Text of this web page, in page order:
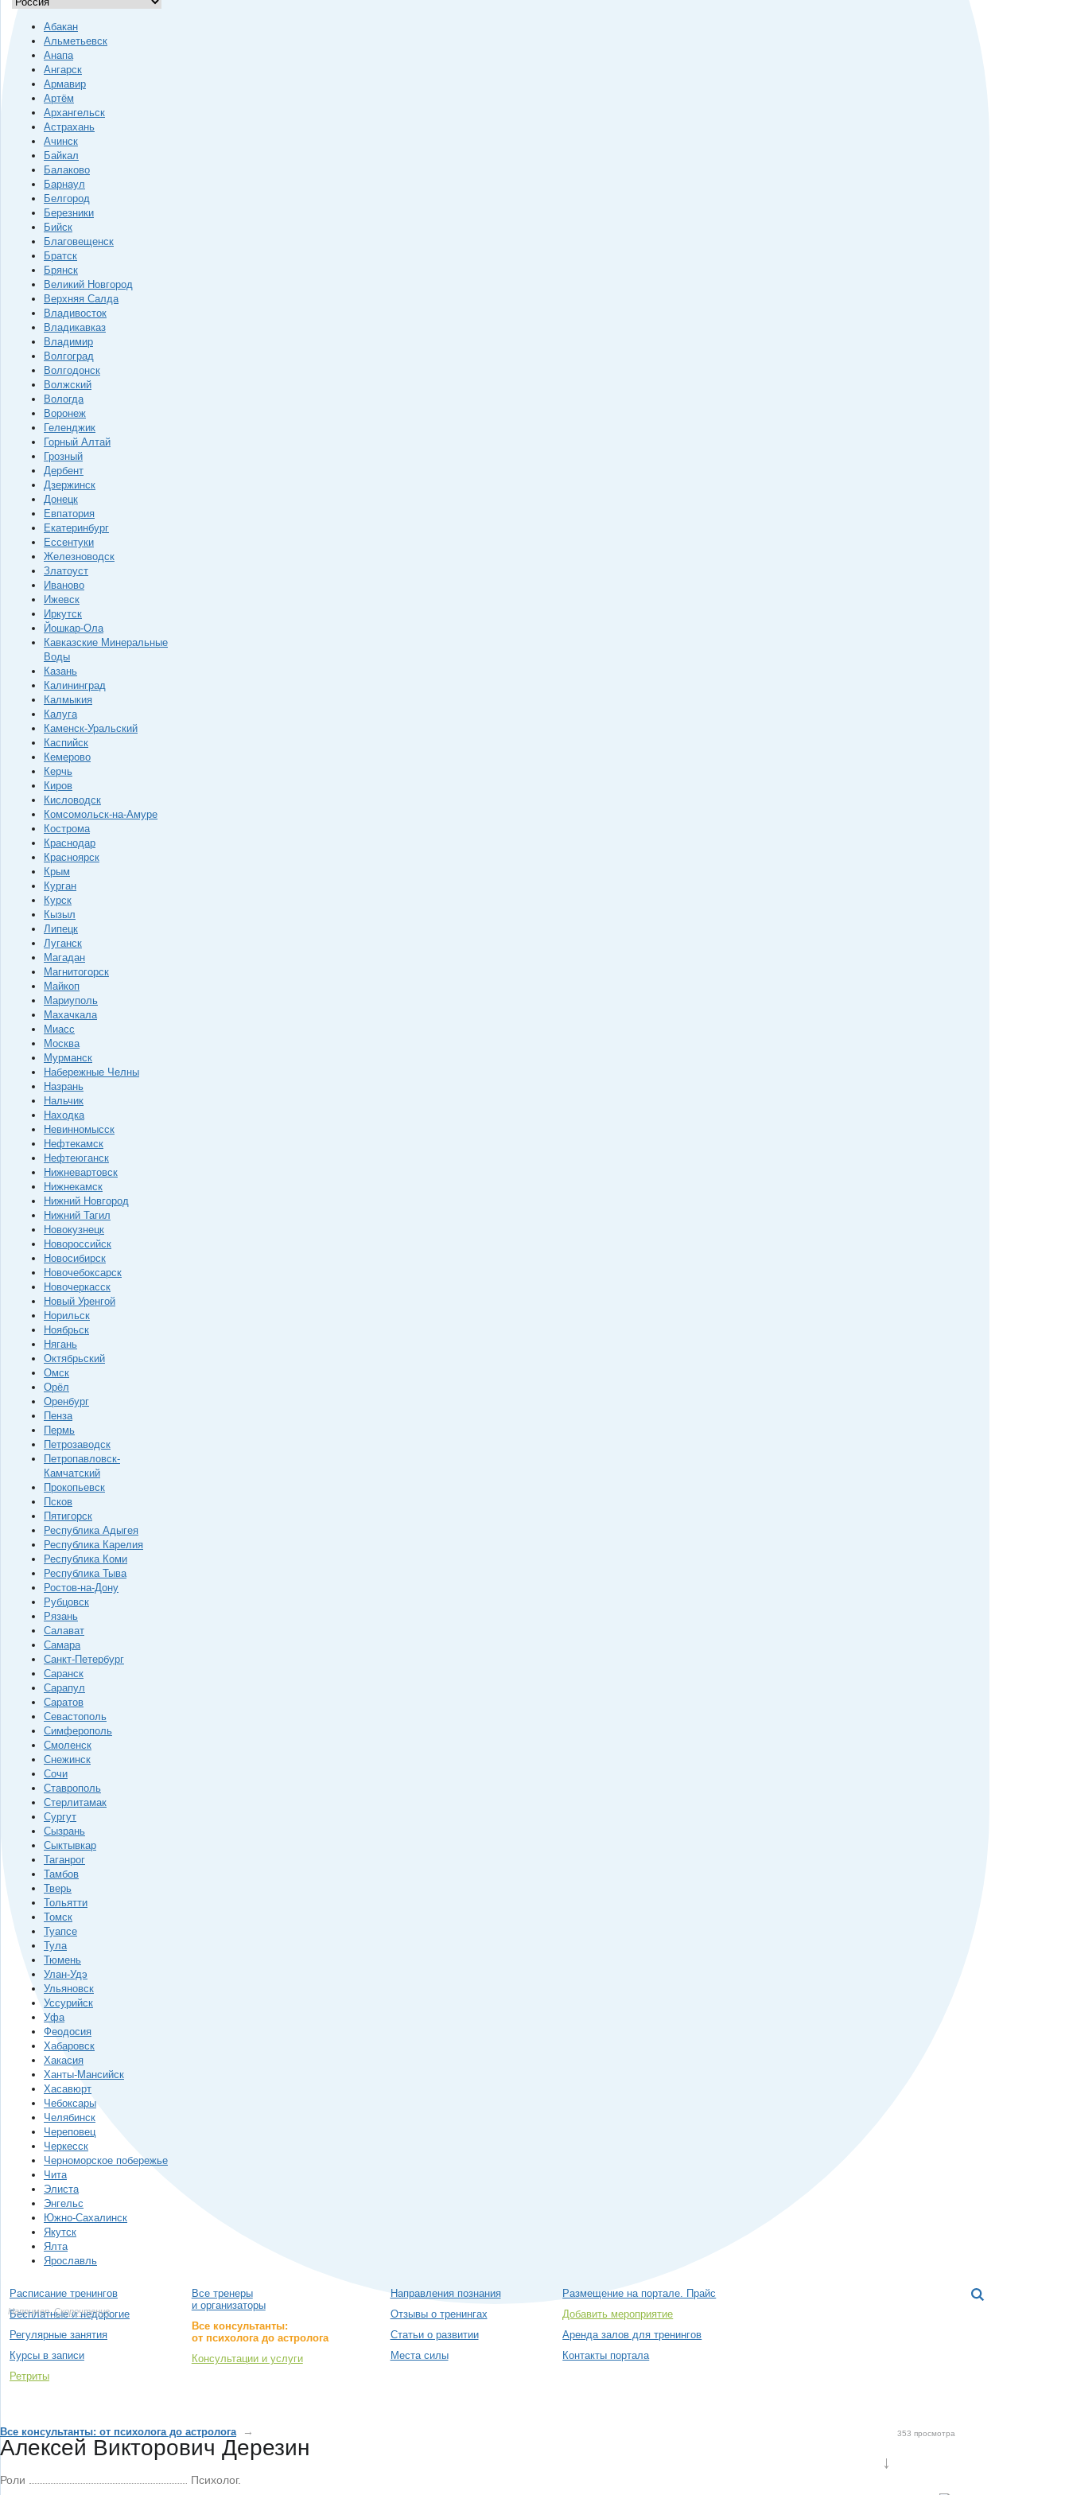
Абакан
Альметьевск
Анапа
Ангарск
Армавир
Артём
Архангельск
Астрахань
Ачинск
Байкал
Балаково
Барнаул
Белгород
Березники
Бийск
Благовещенск
Братск
Брянск
Великий Новгород
Верхняя Салда
Владивосток
Владикавказ
Владимир
Волгоград
Волгодонск
Волжский
Вологда
Воронеж
Геленджик
Горный Алтай
Грозный
Дербент
Дзержинск
Донецк
Евпатория
Екатеринбург
Ессентуки
Железноводск
Златоуст
Иваново
Ижевск
Иркутск
Йошкар-Ола
Кавказские Минеральные
Воды
Казань
Калининград
Калмыкия
Калуга
Каменск-Уральский
Каспийск
Кемерово
Керчь
Киров
Кисловодск
Комсомольск-на-Амуре
Кострома
Краснодар
Красноярск
Крым
Курган
Курск
Кызыл
Липецк
Луганск
Магадан
Магнитогорск
Майкоп
Мариуполь
Махачкала
Миасс
Москва
Мурманск
Набережные Челны
Назрань
Нальчик
Находка
Невинномысск
Нефтекамск
Нефтеюганск
Нижневартовск
Нижнекамск
Нижний Новгород
Нижний Тагил
Новокузнецк
Новороссийск
Новосибирск
Новочебоксарск
Новочеркасск
Новый Уренгой
Норильск
Ноябрьск
Нягань
Октябрьский
Омск
Орёл
Оренбург
Пенза
Пермь
Петрозаводск
Петропавловск-
Камчатский
Прокопьевск
Псков
Пятигорск
Республика Адыгея
Республика Карелия
Республика Коми
Республика Тыва
Ростов-на-Дону
Рубцовск
Рязань
Салават
Самара
Санкт-Петербург
Саранск
Сарапул
Саратов
Севастополь
Симферополь
Смоленск
Снежинск
Сочи
Ставрополь
Стерлитамак
Сургут
Сызрань
Сыктывкар
Таганрог
Тамбов
Тверь
Тольятти
Томск
Туапсе
Тула
Тюмень
Улан-Удэ
Ульяновск
Уссурийск
Уфа
Феодосия
Хабаровск
Хакасия
Ханты-Мансийск
Хасавюрт
Чебоксары
Челябинск
Череповец
Черкесск
Черноморское побережье
Чита
Элиста
Энгельс
Южно-Сахалинск
Якутск
Ялта
Ярославль
Например, Скорочтение
Расписание тренингов
Бесплатные и недорогие
Регулярные занятия
Курсы в записи
Ретриты
Все тренеры
и организаторы
Все консультанты:
от психолога до астролога
Консультации и услуги
Направления познания
Отзывы о тренингах
Статьи о развитии
Места силы
Размещение на портале. Прайс
Добавить мероприятие
Аренда залов для тренингов
Контакты портала
↓
Все консультанты: от психолога до астролога →
Алексей Викторович Дерезин
353 просмотра
Роли Психолог.